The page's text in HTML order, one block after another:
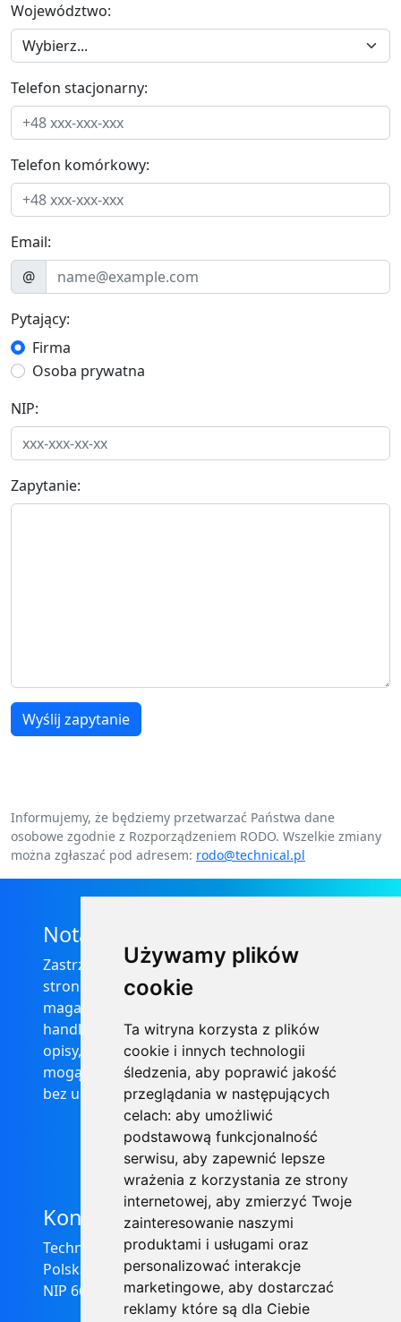
Używamy plików
cookie
Ta witryna korzysta z plików
cookie i innych technologii
śledzenia, aby poprawić jakość
przeglądania w następujących
celach: aby umożliwić
podstawową funkcjonalność
serwisu, aby zapewnić lepsze
wrażenia z korzystania ze strony
internetowej, aby zmierzyć Twoje
zainteresowanie naszymi
produktami i usługami oraz
personalizować interakcje
marketingowe, aby dostarczać
reklamy które są dla Ciebie
Województwo:
Telefon stacjonarny:
Telefon komórkowy:
Email:
@
Pytający:
Firma
Osoba prywatna
NIP:
Zapytanie:
Wyślij zapytanie
Informujemy, że będziemy przetwarzać Państwa dane
osobowe zgodnie z Rozporządzeniem RODO. Wszelkie zmiany
można zgłaszać pod adresem: rodo@technical.pl
Nota prawna
Zastrzega się, że informacje zamieszczone na
stronie internetowej https://informator-
magazynowy.technical.pl/ nie stanowią oferty
handlowej w rozumieniu prawa, ponadto
opisy, dane techniczne i pozostałe informacje
mogą ulec zmianie bez podania przyczyny i
bez uprzedzenia.
Kontakt
Technical Grzegorz Tęgos
Polska, 62-600 Koło, ul. Toruńska 212
NIP 666-137-75-84, REGON 310288700